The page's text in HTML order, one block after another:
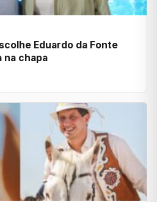
Eduardo da Fonte
na chapa